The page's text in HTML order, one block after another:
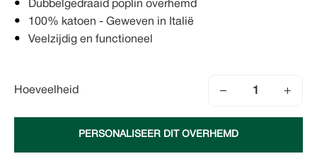
Dubbelgedraaid poplin overhemd
100% katoen - Geweven in Italië
Veelzijdig en functioneel
Hoeveelheid − +
PERSONALISEER DIT OVERHEMD